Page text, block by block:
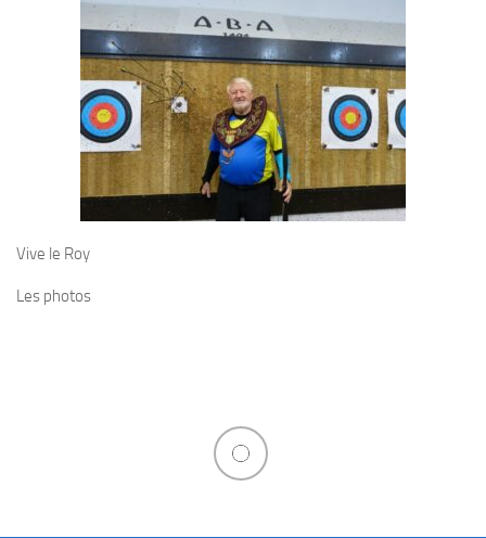
Vive le Roy
Les photos